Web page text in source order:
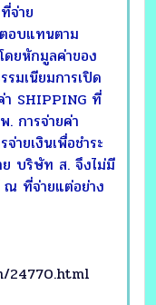
จ่าย
บแทนตาม
ยหักมูลค่าของ
รมเนียมการเปิด
า SHIPPING ที่
การจ่ายค่า
ายเงินเพื่อชำระ
บริษัท ส. จึงไม่มี
ณ ที่จ่ายแต่อย่าง
24770.html